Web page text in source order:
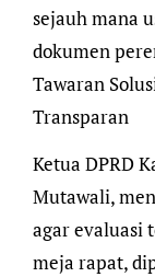
sejauh mana
dokumen
​Tawaran
Transparan
​Ketua DPRD
Mutawali,
agar evaluasi
meja rapat,